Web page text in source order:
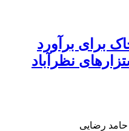
برای برآورد
نظرآباد
رضایی